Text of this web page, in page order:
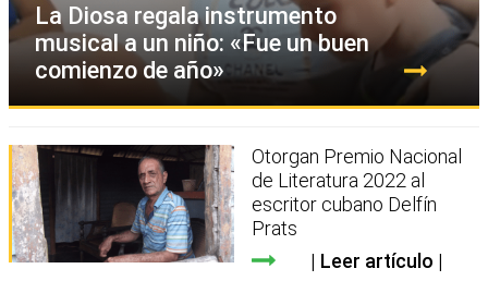
La Diosa regala instrumento
musical a un niño: «Fue un buen
comienzo de año»
Otorgan Premio Nacional
de Literatura 2022 al
escritor cubano Delfín
Prats
Leer artículo